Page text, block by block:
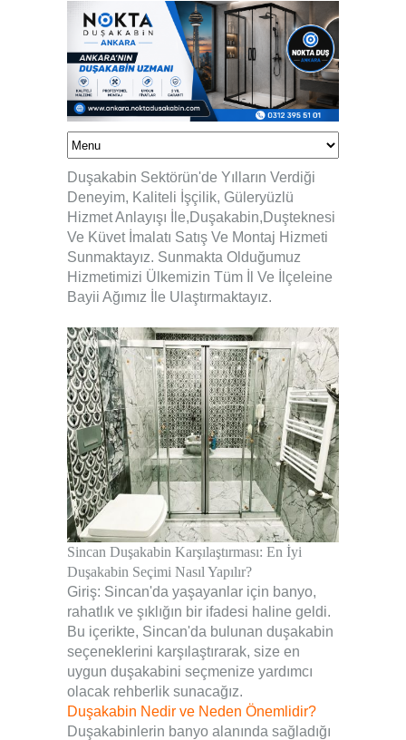
Duşakabin Sektörün'de Yılların Verdiği
Deneyim, Kaliteli İşçilik, Güleryüzlü
Hizmet Anlayışı İle,Duşakabin,Duşteknesi
Ve Küvet İmalatı Satış Ve Montaj Hizmeti
Sunmaktayız. Sunmakta Olduğumuz
Hizmetimizi Ülkemizin Tüm İl Ve İlçeleine
Bayii Ağımız İle Ulaştırmaktayız.
Sincan Duşakabin Karşılaştırması: En İyi
Duşakabin Seçimi Nasıl Yapılır?
Giriş: Sincan'da yaşayanlar için banyo,
rahatlık ve şıklığın bir ifadesi haline geldi.
Bu içerikte, Sincan'da bulunan duşakabin
seçeneklerini karşılaştırarak, size en
uygun duşakabini seçmenize yardımcı
olacak rehberlik sunacağız.
Duşakabin Nedir ve Neden Önemlidir?
Duşakabinlerin banyo alanında sağladığı